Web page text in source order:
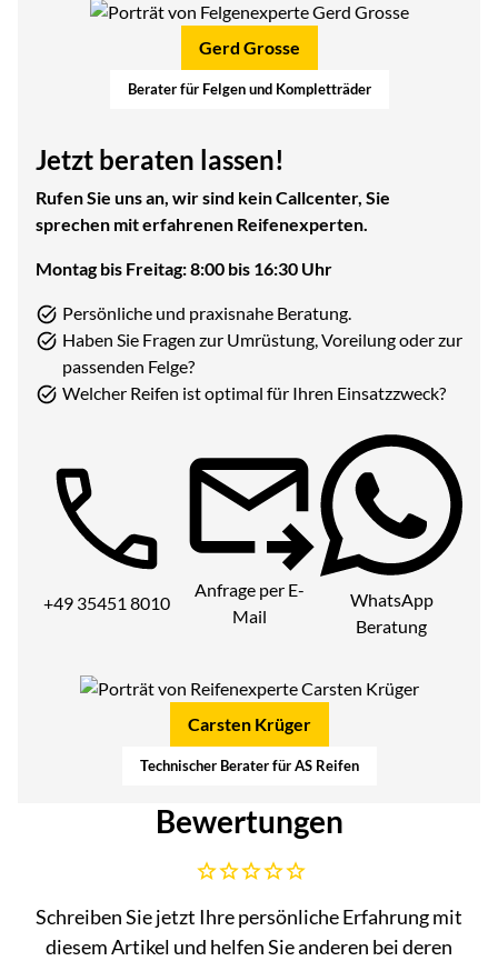
Gerd Grosse
Berater für Felgen und Kompletträder
Jetzt beraten lassen!
Rufen Sie uns an, wir sind kein Callcenter, Sie
sprechen mit erfahrenen Reifenexperten.
Montag bis Freitag: 8:00 bis 16:30 Uhr
Persönliche und praxisnahe Beratung.
Haben Sie Fragen zur Umrüstung, Voreilung oder zur
passenden Felge?
Welcher Reifen ist optimal für Ihren Einsatzzweck?
Telefon:
+49 35451 8010
Anfrage per E-
Mail
WhatsApp
Beratung
Carsten Krüger
Technischer Berater für AS Reifen
Bewertungen
Noch keine Bewertungen abgegeben
Schreiben Sie jetzt Ihre persönliche Erfahrung mit
diesem Artikel und helfen Sie anderen bei deren